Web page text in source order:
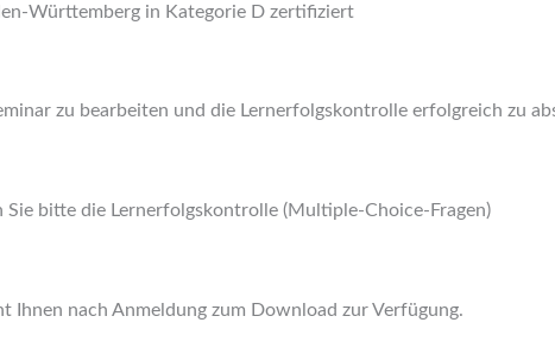
Württemberg in Kategorie D zertifiziert
zu bearbeiten und die Lernerfolgskontrolle erfolgreich zu
Sie bitte die Lernerfolgskontrolle (Multiple-Choice-Fragen)
Ihnen nach Anmeldung zum Download zur Verfügung.